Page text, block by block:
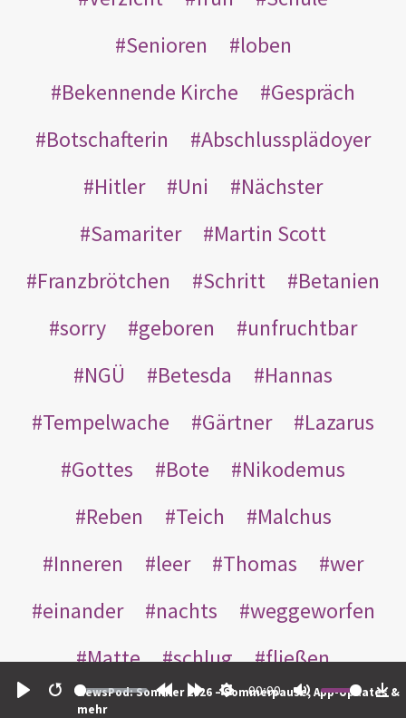
Restart
00:00
NewsPod: Sommer 2026 – Sommerpause, App-Updates &
mehr
Senioren
loben
Bekennende Kirche
Gespräch
Botschafterin
Abschlussplädoyer
Hitler
Uni
Nächster
Samariter
Martin Scott
Franzbrötchen
Schritt
Betanien
sorry
geboren
unfruchtbar
NGÜ
Betesda
Hannas
Tempelwache
Gärtner
Lazarus
Gottes
Bote
Nikodemus
Reben
Teich
Malchus
Inneren
leer Thomas
wer
einander
nachts
weggeworfen
Matte
schlug
fließen
Rabbuni
Martha Opferlamm